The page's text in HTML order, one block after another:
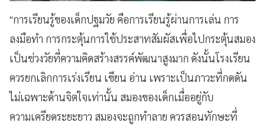
"การเรียนรู้ของเด็กปฐมวัย คือการเรียนรู้ผ่านการเล่น การ
ลงมือทำ การกระตุ้นการใช้ประสาทสัมผัสเพื่อไปกระตุ้นสมอง
เป็นช่วงวัยที่ความคิดสร้างสรรค์พัฒนาสูงมาก ดังนั้นโรงเรียน
ควรยกเลิกการเร่งเรียน เขียน อ่าน เพราะเป็นภาวะที่กดดัน
ไม่เฉพาะด้านจิตใจเท่านั้น สมองของเด็กเมื่ออยู่กับ
ความเครียดระยะยาว สมองจะถูกทำลาย ควรสอนทักษะที่